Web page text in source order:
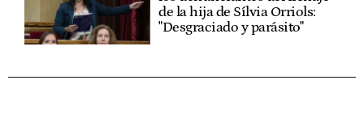
de la hija de Sílvia Orriols:
"Desgraciado y parásito"